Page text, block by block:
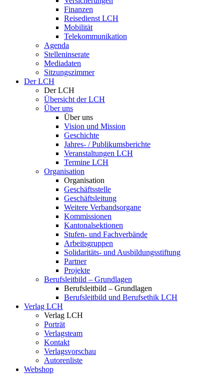
Finanzen
Reisedienst LCH
Mobilität
Telekommunikation
Agenda
Stelleninserate
Mediadaten
Sitzungszimmer
Der LCH
Der LCH
Übersicht der LCH
Über uns
Über uns
Vision und Mission
Geschichte
Jahres- / Publikumsberichte
Veranstaltungen LCH
Termine LCH
Organisation
Organisation
Geschäftsstelle
Geschäftsleitung
Weitere Verbandsorgane
Kommissionen
Kantonalsektionen
Stufen- und Fachverbände
Arbeitsgruppen
Solidaritäts- und Ausbildungsstiftung
Partner
Projekte
Berufsleitbild – Grundlagen
Berufsleitbild – Grundlagen
Berufsleitbild und Berufsethik LCH
Verlag LCH
Verlag LCH
Porträt
Verlagsteam
Kontakt
Verlagsvorschau
Autorenliste
Webshop